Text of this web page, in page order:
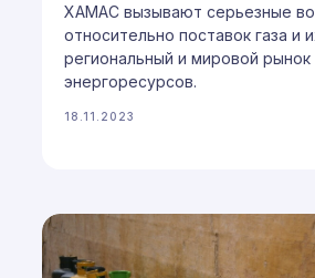
ХАМАС вызывают серьезные
относительно поставок газа и
региональный и мировой рынок
энергоресурсов.
18.11.2023